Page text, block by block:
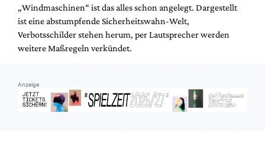
„Windmaschinen“ ist das alles schon angelegt. Dargestellt
ist eine abstumpfende Sicherheitswahn-Welt,
Verbotsschilder stehen herum, per Lautsprecher werden
weitere Maßregeln verkündet.
Anzeige